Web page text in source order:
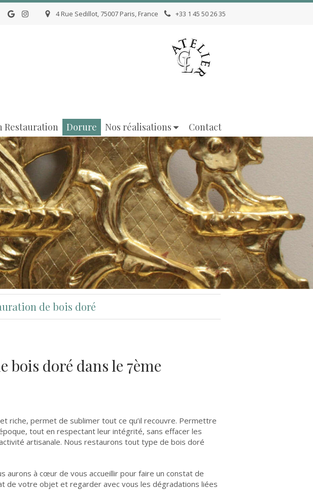
+33 1 45 50 26 35
4 Rue Sedillot, 75007 Paris, France
Restauration Dorure Nos réalisations Contact
de bois doré
doré dans le 7ème
riche, permet de sublimer tout ce qu’il recouvre. Permettre
tout en respectant leur intégrité, sans effacer les
artisanale. Nous restaurons tout type de bois doré
aurons à cœur de vous accueillir pour faire un constat de
de votre objet et regarder avec vous les dégradations liées